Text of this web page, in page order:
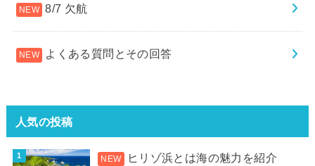
8/7 欠航
よくある質問とその回答
人気の投稿
ヒリゾ浜とは海の魅力を紹介